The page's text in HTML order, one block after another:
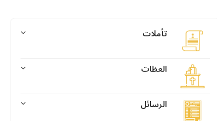
تأملات
العظات
الرسائل